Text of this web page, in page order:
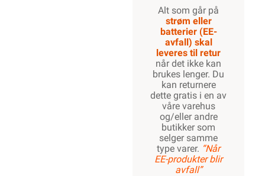
Alt som går på
strøm eller
batterier (EE-
avfall) skal
leveres til retur
når det ikke kan
brukes lenger. Du
kan returnere
dette gratis i en av
våre varehus
og/eller andre
butikker som
selger samme
type varer. “Når
EE-produkter blir
avfall”